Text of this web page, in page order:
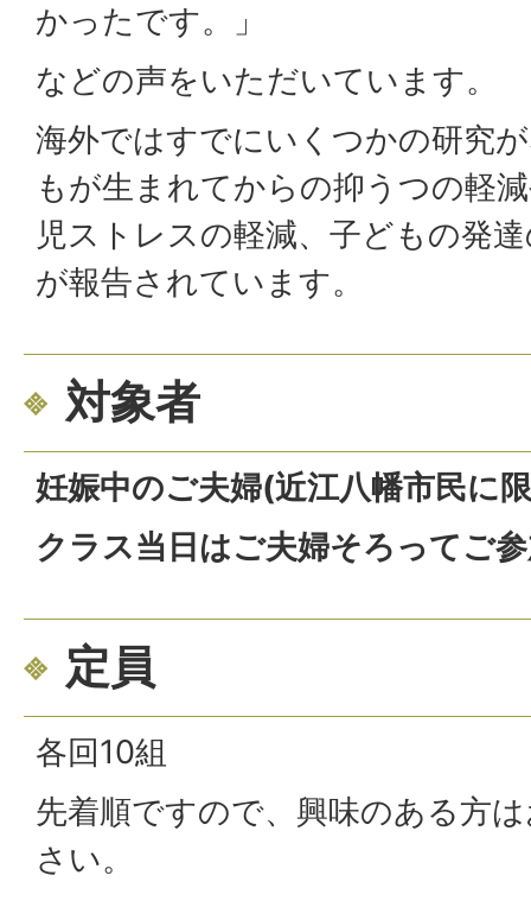
かったです。」
などの声をいただいています。
海外ではすでにいくつかの研究
もが生まれてからの抑うつの軽
児ストレスの軽減、子どもの発
が報告されています。
対象者
妊娠中のご夫婦(近江八幡市民に
クラス当日はご夫婦そろってご
定員
各回10組
先着順ですので、興味のある方
さい。